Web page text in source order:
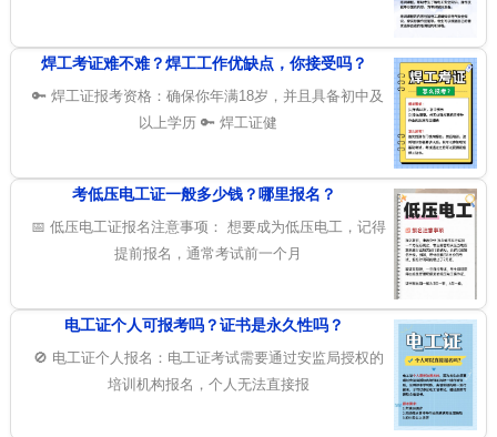
焊工考证难不难？焊工工作优缺点，你接受吗？
🔑 焊工证报考资格：确保你年满18岁，并且具备初中及
以上学历 🔑 焊工证健
考低压电工证一般多少钱？哪里报名？
📅 低压电工证报名注意事项： 想要成为低压电工，记得
提前报名，通常考试前一个月
电工证个人可报考吗？证书是永久性吗？
🚫 电工证个人报名：电工证考试需要通过安监局授权的
培训机构报名，个人无法直接报